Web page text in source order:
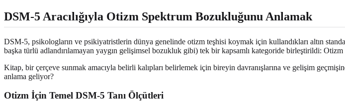
DSM-5 Aracılığıyla Otizm Spektrum Bozukluğunu Anlamak
DSM-5, psikologların ve psikiyatristlerin dünya genelinde otizm teşhisi koymak için kullandıkları altın
başka türlü adlandırılamayan yaygın gelişimsel bozukluk gibi) tek bir kapsamlı kategoride birleştirildi:
Kitap, bir çerçeve sunmak amacıyla belirli kalıpları belirlemek için bireyin davranışlarına ve gelişim
anlama geliyor?
Otizm İçin Temel DSM-5 Tanı Ölçütleri